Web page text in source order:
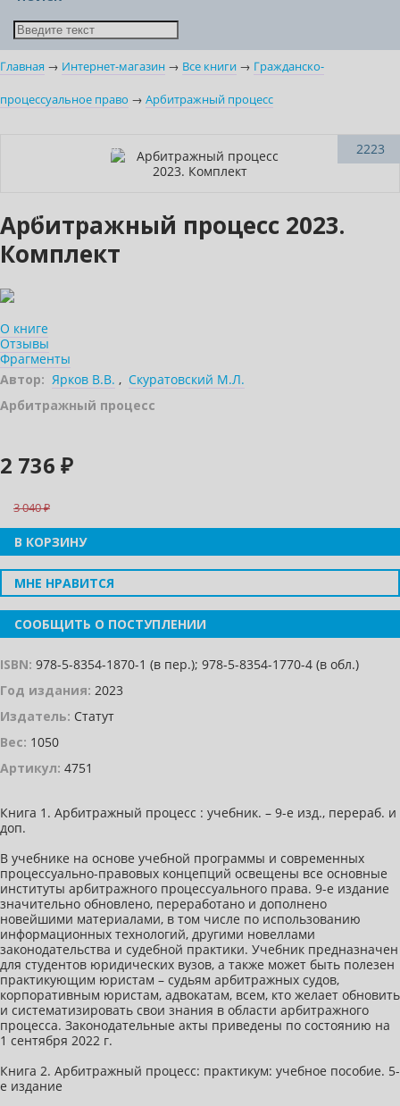
Главная → Интернет-магазин → Все книги → Гражданско-
процессуальное право → Арбитражный процесс
–10% (скидка 304 ₽)
Новое издание
2223
Арбитражный процесс 2023.
Комплект
О книге
Отзывы
Фрагменты
Автор: Ярков В.В. , Скуратовский М.Л.
Арбитражный процесс
2 736 ₽
3 040
В КОРЗИНУ
МНЕ НРАВИТСЯ
СООБЩИТЬ О ПОСТУПЛЕНИИ
ISBN: 978-5-8354-1870-1 (в пер.); 978-5-8354-1770-4 (в обл.)
Год издания: 2023
Издатель: Статут
Вес: 1050
Артикул: 4751
Книга 1. Арбитражный процесс : учебник. – 9-е изд., перераб. и
доп.
В учебнике на основе учебной программы и современных
процессуально-правовых концепций освещены все основные
институты арбитражного процессуального права. 9-е издание
значительно обновлено, переработано и дополнено
новейшими материалами, в том числе по использованию
информационных технологий, другими новеллами
законодательства и судебной практики. Учебник предназначен
для студентов юридических вузов, а также может быть полезен
практикующим юристам – судьям арбитражных судов,
корпоративным юристам, адвокатам, всем, кто желает обновить
и систематизировать свои знания в области арбитражного
процесса. Законодательные акты приведены по состоянию на
1 сентября 2022 г.
Книга 2. Арбитражный процесс: практикум: учебное пособие. 5-
е издание